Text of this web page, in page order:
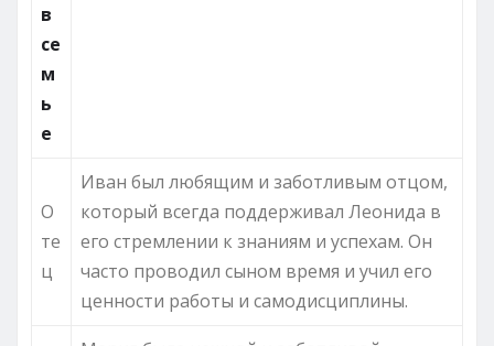
в
се
м
ь
е
О
те
ц
Иван был любящим и заботливым отцом,
который всегда поддерживал Леонида в
его стремлении к знаниям и успехам. Он
часто проводил сыном время и учил его
ценности работы и самодисциплины.